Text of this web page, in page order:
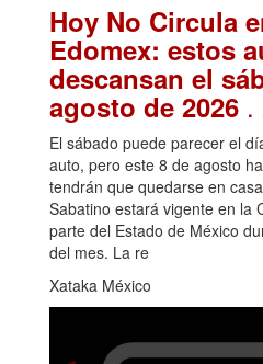
Hoy No Circula
Edomex: estos
descansan el
agosto de 2026 .
El sábado puede parecer el
auto, pero este 8 de agosto
tendrán que quedarse en
Sabatino estará vigente en la
parte del Estado de México
del mes. La re
Xataka México